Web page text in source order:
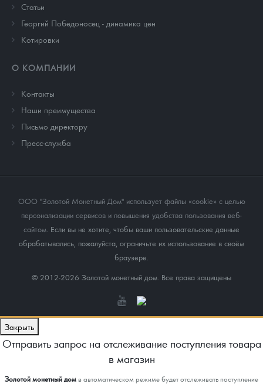
Cтатьи
Георгий Победоносец - динамика цен
Котировки
О КОМПАНИИ
Контакты
Наши преимущества
Письмо директору
Пресс-служба
ООО "Золотой Монетный Дом" использует файлы «cookie» с целью
персонализации сервисов и повышения удобства пользования веб-
сайтом . Если вы не хотите, чтобы ваши пользовательские данные
обрабатывались, пожалуйста, ограничьте их использование в своём
браузере.
© 2012-2026 Золотой монетный дом. Все права защищены
Закрыть
Отправить запрос на отслеживание поступления товара
в магазин
Золотой монетный домв автоматическом режиме будет отслеживать поступление